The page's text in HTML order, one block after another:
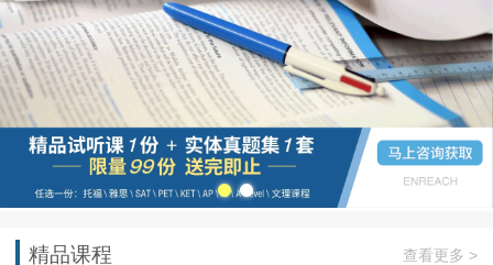
精品课程 查看更多 >